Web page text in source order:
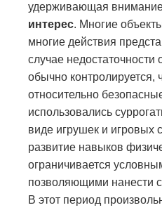
удерживающая
интерес. Многие
многие действия
случае
обычно контролируется,
относительно
использовались
виде игрушек и игровых
развитие навыков
ограничивается
позволяющими нанести
В этот период